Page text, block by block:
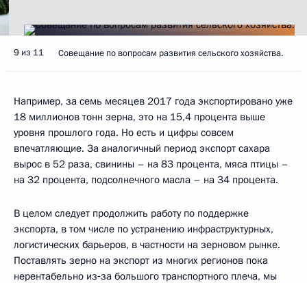
9 из 11 Совещание по вопросам развития сельского хозяйства.
Например, за семь месяцев 2017 года экспортировано уже
18 миллионов тонн зерна, это на 15,4 процента выше
уровня прошлого года. Но есть и цифры совсем
впечатляющие. За аналогичный период экспорт сахара
вырос в 52 раза, свинины – на 83 процента, мяса птицы –
на 32 процента, подсолнечного масла – на 34 процента.
В целом следует продолжить работу по поддержке
экспорта, в том числе по устранению инфраструктурных,
логистических барьеров, в частности на зерновом рынке.
Поставлять зерно на экспорт из многих регионов пока
нерентабельно из‑за большого транспортного плеча, мы